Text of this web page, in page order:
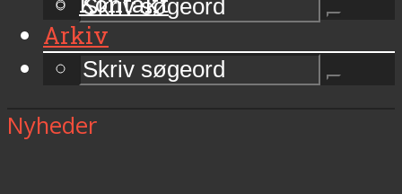
Arkiv
Nyheder